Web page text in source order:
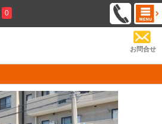
0
お問合せ